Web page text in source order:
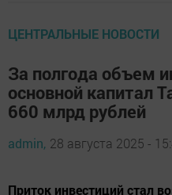
ЦЕНТРАЛЬНЫЕ НОВОСТИ
За полгода объем
основной капитал
660 млрд рублей
admin, 28 августа 2025 -
Приток инвестиций стал